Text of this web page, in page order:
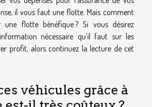
il vous faut une flotte. Mais comment
une flotte bénéfique ? Si vous désirez
nécessaire qu’il faut sur les
profit, alors continuez la lecture de cet
véhicules grâce à